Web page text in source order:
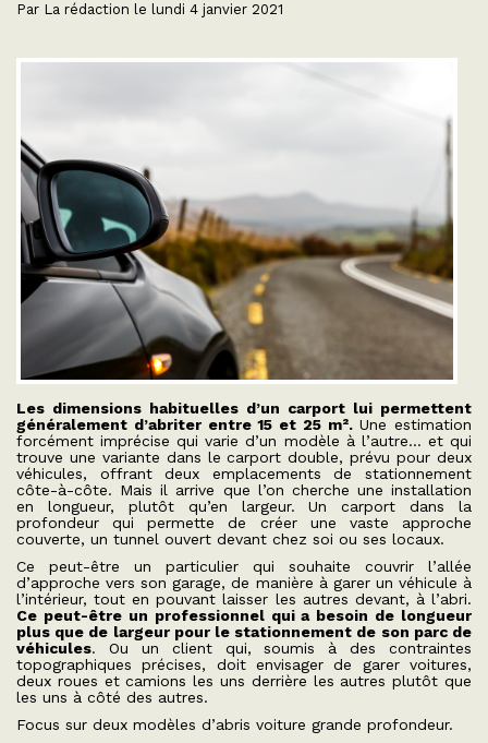
Par La rédaction le lundi 4 janvier 2021
Les dimensions habituelles d’un carport lui permettent
généralement d’abriter entre 15 et 25 m².Une estimation
forcément imprécise qui varie d’un modèle à l’autre… et qui
trouve une variante dans le carport double, prévu pour deux
véhicules, offrant deux emplacements de stationnement
côte-à-côte. Mais il arrive que l’on cherche une installation
en longueur, plutôt qu’en largeur. Un carport dans la
profondeur qui permette de créer une vaste approche
couverte, un tunnel ouvert devant chez soi ou ses locaux.
Ce peut-être un particulier qui souhaite couvrir l’allée
d’approche vers son garage, de manière à garer un véhicule à
l’intérieur, tout en pouvant laisser les autres devant, à l’abri.
Ce peut-être un professionnel qui a besoin de longueur
plus que de largeur pour le stationnement de son parc de
véhicules. Ou un client qui, soumis à des contraintes
topographiques précises, doit envisager de garer voitures,
deux roues et camions les uns derrière les autres plutôt que
les uns à côté des autres.
Focus sur deux modèles d’abris voiture grande profondeur.